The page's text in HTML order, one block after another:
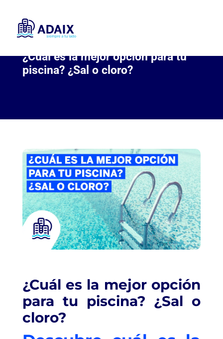
¿Cuál es la mejor opción para tu
piscina? ¿Sal o cloro?
¿Cuál es la mejor opción
para tu piscina? ¿Sal o
cloro?